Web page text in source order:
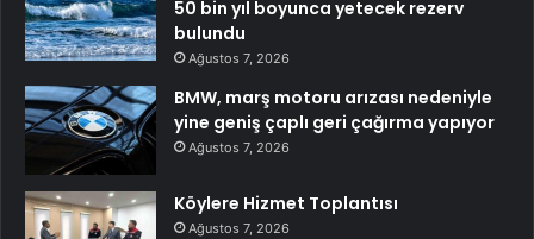
50 bin yıl boyunca yetecek rezerv
bulundu
Ağustos 7, 2026
BMW, marş motoru arızası nedeniyle
yine geniş çaplı geri çağırma yapıyor
Ağustos 7, 2026
Köylere Hizmet Toplantısı
Ağustos 7, 2026